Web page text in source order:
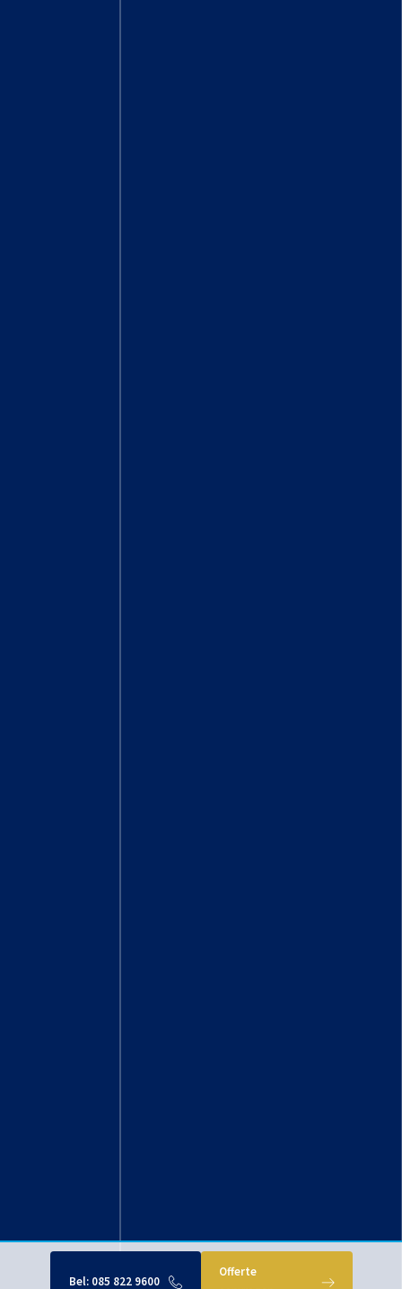
Bel: 085 822 9600
Offerte